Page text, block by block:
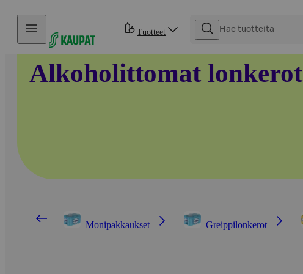
Hyppää sisältöön
Tuotteet
Alkoholittomat lonkerot
Monipakkaukset Greippilonkerot